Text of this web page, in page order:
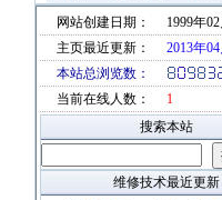
网站创建日期：
1999年
主页最近更新：
2013年04
本站总浏览数：
当前在线人数：
1
搜索本站
维修技术最近更新